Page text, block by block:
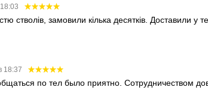
стволів, замовили кілька десятків. Доставили у
18:37
по тел было приятно. Сотрудничеством